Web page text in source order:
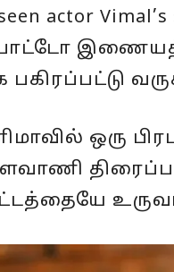
seen actor
ஒரு